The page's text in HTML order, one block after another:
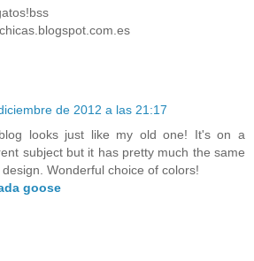
de 2012 a las 21:17
looks just like my old one! It's on a
subject but it has pretty much the same
Wonderful choice of colors!
goose